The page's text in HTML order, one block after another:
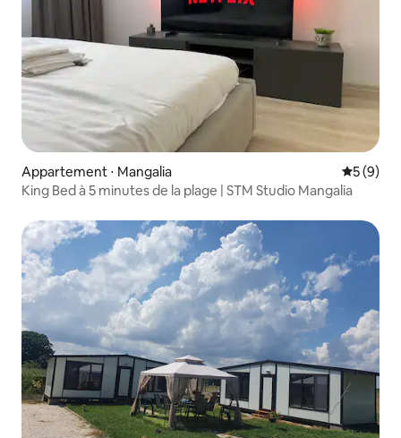
Appartement ⋅ Mangalia
5 (9)
King Bed à 5 minutes de la plage | STM Studio Mangalia